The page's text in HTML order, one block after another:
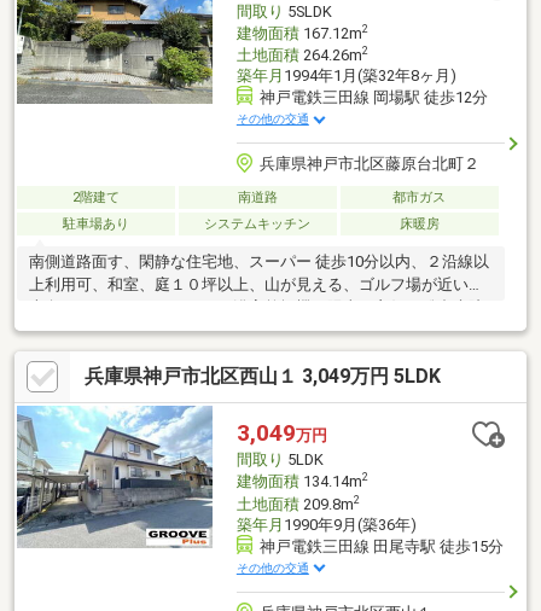
間取り 5SLDK
建物面積167.12m2
土地面積264.26m2
築年月 1994年1月(築32年8ヶ月)
神戸電鉄三田線 岡場駅 徒歩12分
その他の交通
兵庫県神戸市北区藤原台北町２
2階建て 南道路
都市ガス
駐車場あり
システムキッチン 床暖房
南側道路面す、閑静な住宅地、スーパー 徒歩10分以内、２沿線以
上利用可、和室、庭１０坪以上、山が見える、ゴルフ場が近い、
徒歩10分以内、前道６ｍ以上、庭、トイレ２ヶ所、２階建、温水
洗浄便座、南庭、浴室に窓、吹抜け、ＴＶモニタ付インターホ
ン、緑豊かな住宅地、通風良好、ウォークインクローゼット、全
居室６畳以上、ＩＨクッキングヒーター、都市ガス、小学校 徒歩
10分以内、床暖房、納戸、食器洗乾燥機、周辺交通量少なめ、隣
家との間隔が大きい、整備された歩道
兵庫県神戸市北区西山１ 3,049万円 5LDK
3,049万円
間取り 5LDK
建物面積134.14m2
土地面積209.8m2
築年月 1990年9月(築36年)
神戸電鉄三田線 田尾寺駅 徒歩15分
その他の交通